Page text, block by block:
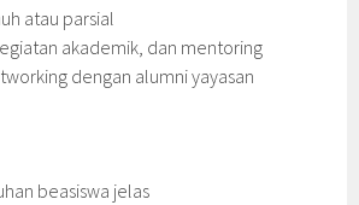
atau parsial
akademik, dan mentoring
dengan alumni yayasan
beasiswa jelas